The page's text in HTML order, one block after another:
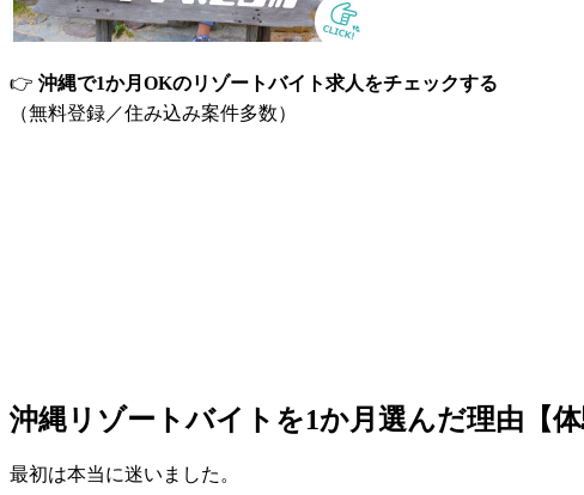
👉 沖縄で1か月 OKのリゾートバイト求人をチェックする
（無料登録／住み込み案件多数）
沖縄リゾートバイトを1か月選んだ理由【体
最初は本当に迷いました。